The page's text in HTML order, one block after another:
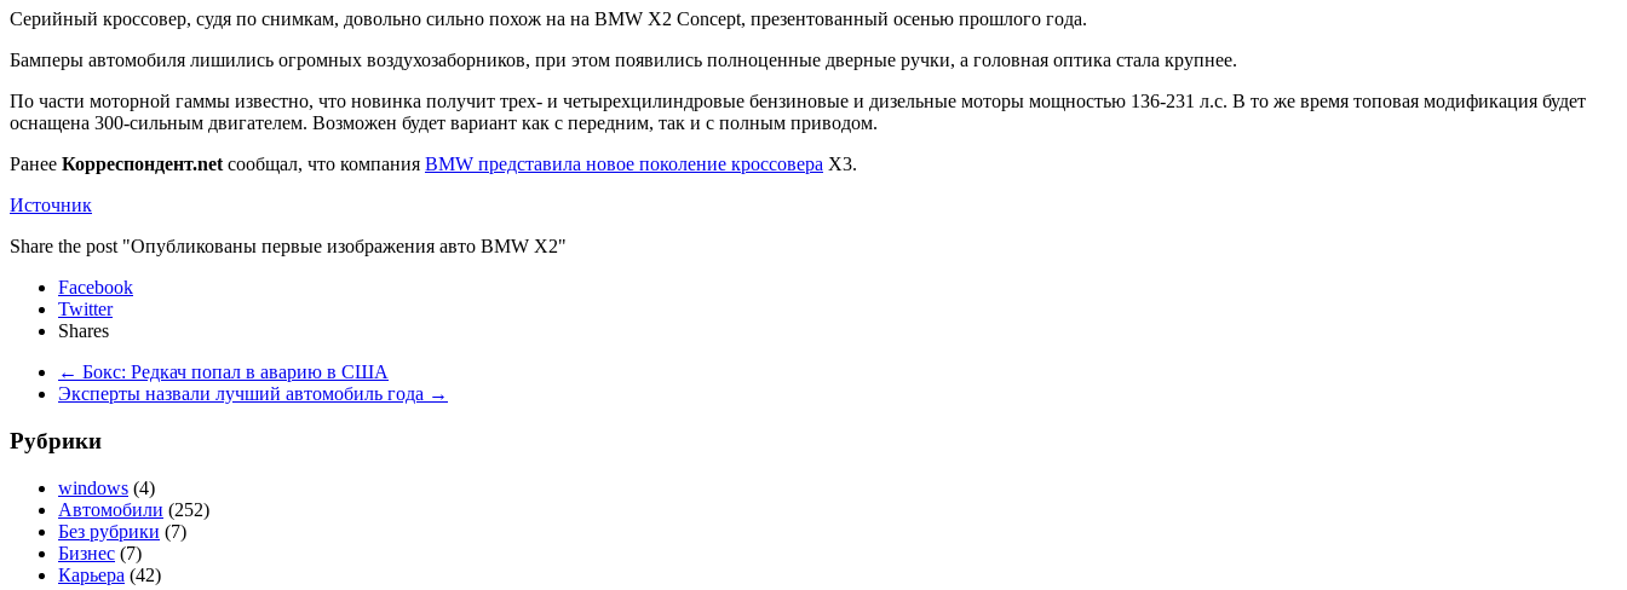
Серийный кроссовер, судя по снимкам, довольно сильно похож на на BMW X2 Concept, презентованный осенью прошлого года.
Бамперы автомобиля лишились огромных воздухозаборников, при этом появились полноценные дверные ручки, а головная оптика стала крупнее.
По части моторной гаммы известно, что новинка получит трех- и четырехцилиндровые бензиновые и дизельные моторы мощностью 136-231 л.с. В то же время топовая модификация будет
оснащена 300-сильным двигателем. Возможен будет вариант как с передним, так и с полным приводом.
Ранее Корреспондент.net сообщал, что компания BMW представила новое поколение кроссовера X3.
Источник
Share the post "Опубликованы первые изображения авто BMW X2"
Facebook
Twitter
Shares
← Бокс: Редкач попал в аварию в США
Эксперты назвали лучший автомобиль года →
Рубрики
windows (4)
Автомобили (252)
Без рубрики (7)
Бизнес (7)
Карьера (42)